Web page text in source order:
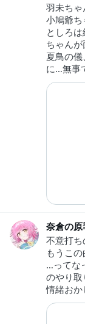
羽未ちゃ
小鳩爺
としろ
ちゃん
夏鳥の
に…無事
奈倉の原
不意打
もうこ
…ってな
のやり取
情緒お